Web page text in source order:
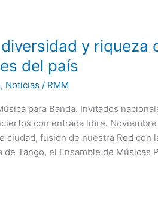
y riqueza
del país
, Noticias / RMM
para Banda. Invitados
con entrada libre.
ciudad, fusión de nuestra Red con
de Tango, el Ensamble de Músicas